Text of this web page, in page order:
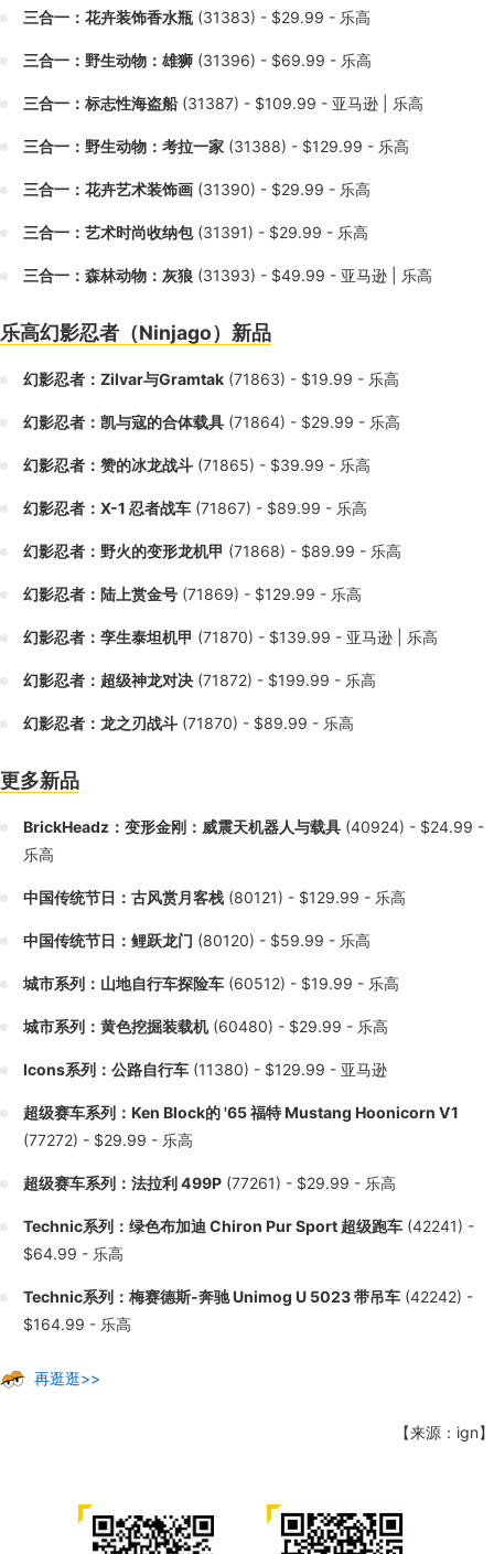
三合一：花卉装饰香水瓶 (31383) - $29.99 - 乐高
三合一：野生动物：雄狮 (31396) - $69.99 - 乐高
三合一：标志性海盗船 (31387) - $109.99 - 亚马逊 | 乐高
三合一：野生动物：考拉一家 (31388) - $129.99 - 乐高
三合一：花卉艺术装饰画 (31390) - $29.99 - 乐高
三合一：艺术时尚收纳包(31391) - $29.99 - 乐高
三合一：森林动物：灰狼 (31393) - $49.99 - 亚马逊 | 乐高
乐高幻影忍者（Ninjago）新品
幻影忍者：Zilvar与Gramtak (71863) - $19.99 - 乐高
幻影忍者：凯与寇的合体载具 (71864) - $29.99 - 乐高
幻影忍者：赞的冰龙战斗 (71865) - $39.99 - 乐高
幻影忍者：X-1 忍者战车 (71867) - $89.99 - 乐高
幻影忍者：野火的变形龙机甲 (71868) - $89.99 - 乐高
幻影忍者：陆上赏金号 (71869) - $129.99 - 乐高
幻影忍者：孪生泰坦机甲 (71870) - $139.99 - 亚马逊 | 乐高
幻影忍者：超级神龙对决 (71872) - $199.99 - 乐高
幻影忍者：龙之刃战斗 (71870) - $89.99 - 乐高
更多新品
BrickHeadz：变形金刚：威震天机器人与载具 (40924) - $24.99 -
乐高
中国传统节日：古风赏月客栈 (80121) - $129.99 - 乐高
中国传统节日：鲤跃龙门 (80120) - $59.99 - 乐高
城市系列：山地自行车探险车 (60512) - $19.99 - 乐高
城市系列：黄色挖掘装载机(60480) - $29.99 - 乐高
Icons系列：公路自行车 (11380) - $129.99 - 亚马逊
超级赛车系列：Ken Block的 '65 福特 Mustang Hoonicorn V1
(77272) - $29.99 - 乐高
超级赛车系列：法拉利 499P (77261) - $29.99 - 乐高
Technic系列：绿色布加迪 Chiron Pur Sport 超级跑车 (42241) -
$64.99 - 乐高
Technic系列：梅赛德斯-奔驰 Unimog U 5023 带吊车 (42242) -
$164.99 - 乐高
再逛逛>>
【来源：ign】